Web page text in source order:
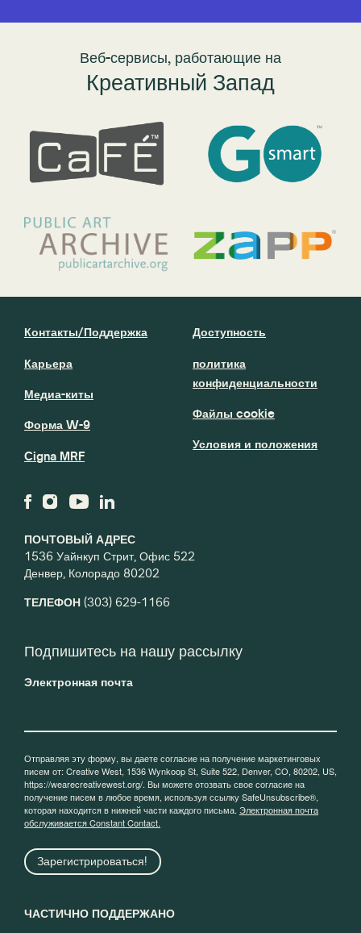
Веб-сервисы, работающие на
Креативный Запад
ПОЧТОВЫЙ АДРЕС
1536 Уайнкуп Стрит, Офис 522
Денвер, Колорадо 80202
ТЕЛЕФОН (303) 629-1166
Контакты/Поддержка
Карьера
Медиа-киты
Форма W-9
Cigna MRF
Доступность
политика
конфиденциальности
Файлы cookie
Условия и положения
Подпишитесь на нашу рассылку
Электронная почта
Отправляя эту форму, вы даете согласие на получение маркетинговых
писем от: Creative West, 1536 Wynkoop St, Suite 522, Denver, CO, 80202, US,
https://wearecreativewest.org/. Вы можете отозвать свое согласие на
получение писем в любое время, используя ссылку SafeUnsubscribe®,
которая находится в нижней части каждого письма. Электронная почта
обслуживается Constant Contact.
Зарегистрироваться!
ЧАСТИЧНО ПОДДЕРЖАНО